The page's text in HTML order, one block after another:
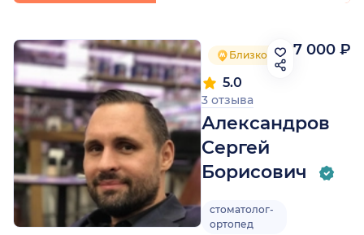
Близко от метро
Александров
Сергей
Борисович
5.0
3 отзыва
стоматолог-
ортопед
7 000 ₽